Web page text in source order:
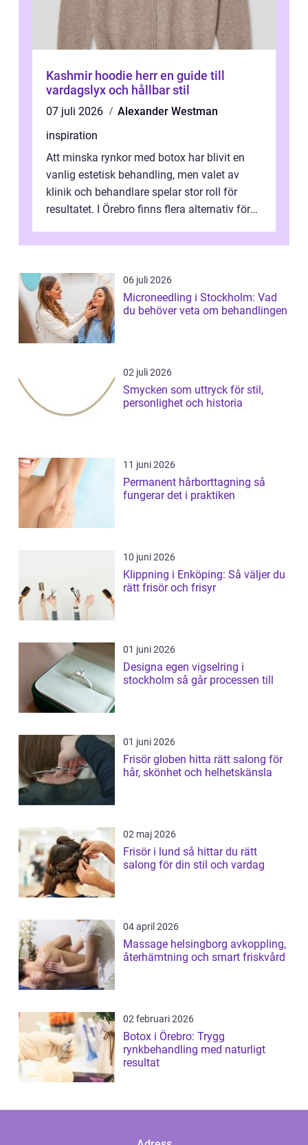
Kashmir hoodie herr en guide till
vardagslyx och hållbar stil
07 juli 2026
Alexander Westman
inspiration
Att minska rynkor med botox har blivit en
vanlig estetisk behandling, men valet av
klinik och behandlare spelar stor roll för
resultatet. I Örebro finns flera alternativ för
06 juli 2026
Microneedling i Stockholm: Vad
du behöver veta om behandlingen
02 juli 2026
Smycken som uttryck för stil,
personlighet och historia
11 juni 2026
Permanent hårborttagning så
fungerar det i praktiken
10 juni 2026
Klippning i Enköping: Så väljer du
rätt frisör och frisyr
01 juni 2026
Designa egen vigselring i
stockholm så går processen till
01 juni 2026
Frisör globen hitta rätt salong för
hår, skönhet och helhetskänsla
02 maj 2026
Frisör i lund så hittar du rätt
salong för din stil och vardag
04 april 2026
Massage helsingborg avkoppling,
återhämtning och smart friskvård
02 februari 2026
Botox i Örebro: Trygg
rynkbehandling med naturligt
resultat